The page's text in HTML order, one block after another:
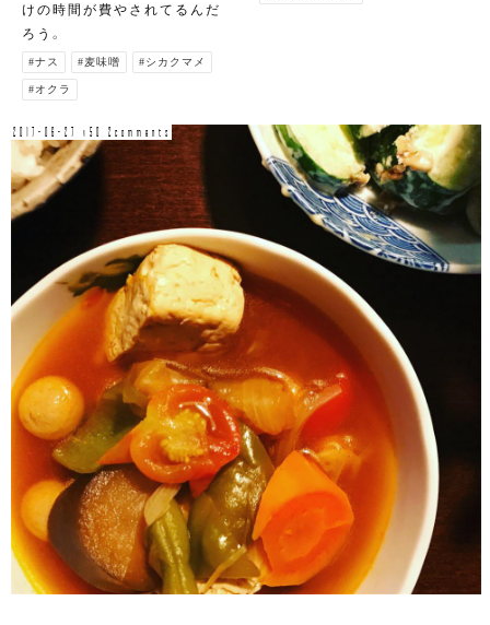
けの時間が費やされてるんだ
ろう。
#ナス #麦味噌 #シカクマメ
#オクラ
2017-06-27 v50 2comments